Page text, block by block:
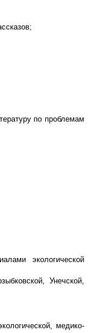
по проблемам
экологической
Унечской,
медико-